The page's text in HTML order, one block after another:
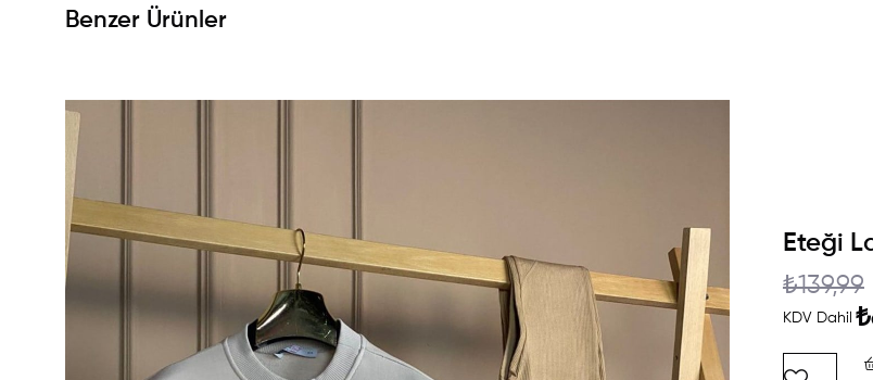
Benzer Ürünler
Eteği
₺139,99
KDV Dahil